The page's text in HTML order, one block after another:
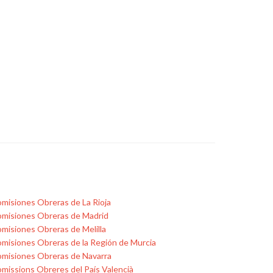
Obreras de La Rioja
Obreras de Madrid
Obreras de Melilla
Obreras de la Región de Murcia
Obreras de Navarra
Obreres del País Valencià